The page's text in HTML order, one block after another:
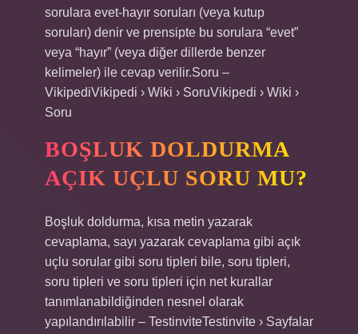
sorulara evet-hayır soruları (veya kutup
soruları) denir ve prensipte bu sorulara “evet”
veya “hayır” (veya diğer dillerde benzer
kelimeler) ile cevap verilir.Soru –
VikipediVikipedi › Wiki › SoruVikipedi › Wiki ›
Soru
BOŞLUK DOLDURMA
AÇIK UÇLU SORU MU?
Boşluk doldurma, kısa metin yazarak
cevaplama, sayı yazarak cevaplama gibi açık
uçlu sorular gibi soru tipleri bile, soru tipleri,
soru tipleri ve soru tipleri için net kurallar
tanımlanabildiğinden nesnel olarak
yapılandırılabilir – TestinviteTestinvite › Sayfalar